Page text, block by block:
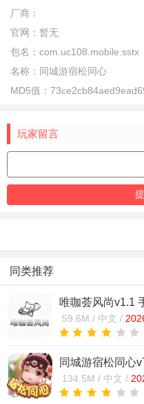
厂商：
官网： 暂无
包名： com.uc108.mobile.sstx
名称： 同城游宿松同心
MD5值：
玩家留言
同类推荐
唯咖荟风尚v1.1
59.6M / 中文 /
同城游宿松同心
134.5M / 中文 /